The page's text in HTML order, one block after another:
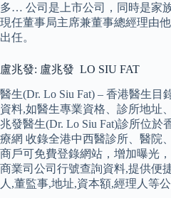
多… 公司是上市公司，同時是家
現任董事局主席兼董事總經理由
出任。
盧兆發: 盧兆發 LO SIU FAT
醫生(Dr. Lo Siu Fat) – 香港醫生
資料,如醫生專業資格、診所地址
兆發醫生(Dr. Lo Siu Fat)診所位
療網 收錄全港中西醫診所、醫院
商戶可免費登錄網站，增加曝光
商業司公司行號查詢資料,提供便
人,董監事,地址,資本額,經理人等